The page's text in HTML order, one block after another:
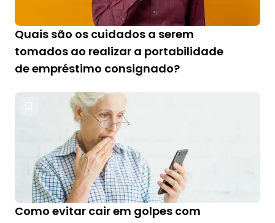
Quais são os cuidados a serem
tomados ao realizar a portabilidade
de empréstimo consignado?
Como evitar cair em golpes com